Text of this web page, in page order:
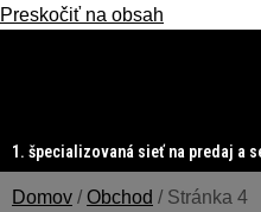
Preskočiť na obsah
1. špecializovaná sieť na predaj a
Domov /Obchod / Stránka 4